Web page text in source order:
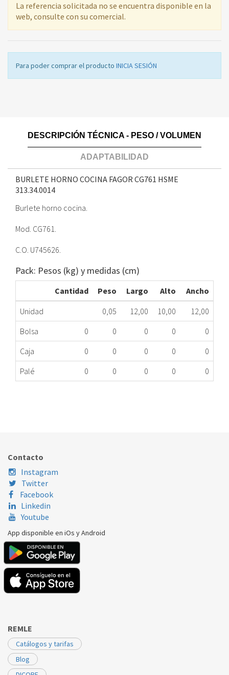
La referencia solicitada no se encuentra disponible en la
web, consulte con su comercial.
Para poder comprar el producto INICIA SESIÓN
DESCRIPCIÓN TÉCNICA - PESO / VOLUMEN
ADAPTABILIDAD
BURLETE HORNO COCINA FAGOR CG761 HSME
313.34.0014
Burlete horno cocina.
Mod. CG761.
C.O. U745626.
Pack: Pesos (kg) y medidas (cm)
Cantidad Peso Largo Alto
Ancho
Unidad
0,05 12,00 10,00
12,00
Bolsa
0 0 0 0
0
Caja
0 0 0 0
0
Palé
0 0 0 0 0
Contacto
Instagram
Twitter
Facebook
Linkedin
Youtube
App disponible en iOs y Android
REMLE
Catálogos y tarifas
Blog